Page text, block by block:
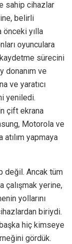
sahip cihazlar
belirli
önceki yılla
oyunculara
sürecini
donanım ve
ve yaratıcı
yeniledi.
çift ekrana
Motorola ve
yapmaya
değil. Ancak tüm
çalışmak yerine,
yollarını
biriydi.
hiç kimseye
gördük.